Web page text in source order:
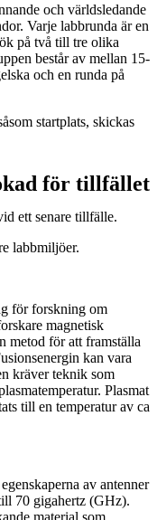
och världsledande
Varje labbrunda är en
på två till tre olika
består av mellan 15-
och en runda på
startplats, skickas
för tillfället
ett senare tillfälle.
labbmiljöer.
för forskning om
magnetisk
metod för att framställa
kan vara
kräver teknik som
Plasmat
till en temperatur av ca
av antenner
70 gigahertz (GHz).
material som